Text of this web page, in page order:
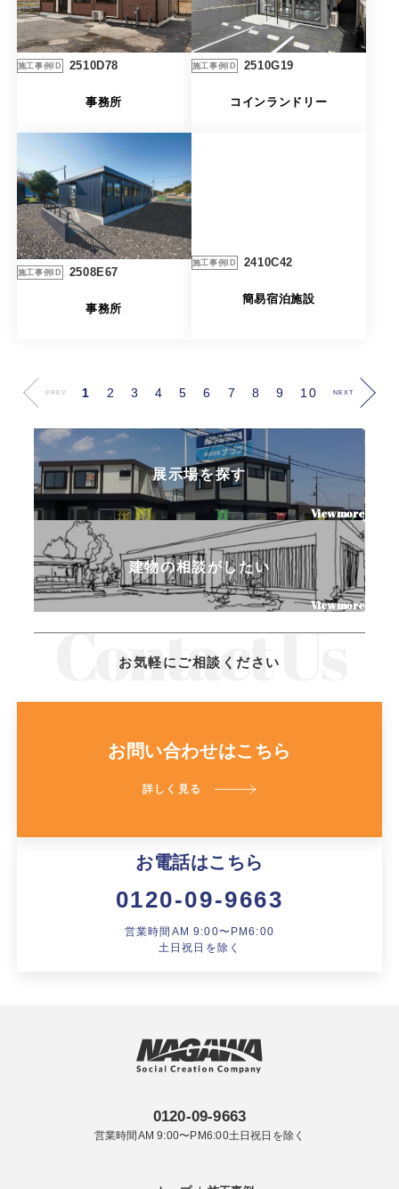
施工事例ID 2510D78
事務所
施工事例ID 2510G19
コインランドリー
施工事例ID 2508E67
事務所
施工事例ID 2410C42
簡易宿泊施設
PREV 1 2 3 4 5 6 7 8 9 10 NEXT
展示場を探す
建物の相談がしたい
お気軽にご相談ください
お問い合わせはこちら
詳しく見る
お電話はこちら
0120-09-9663
営業時間AM 9:00〜PM6:00
土日祝日を除く
0120-09-9663
営業時間AM 9:00〜PM6:00土日祝日を除く